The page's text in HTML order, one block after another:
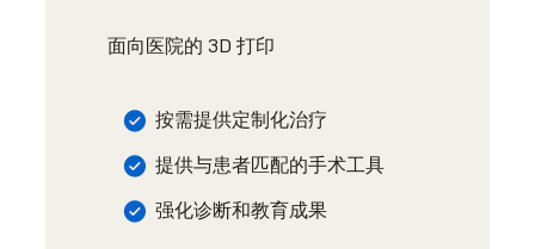
面向医院的 3D 打印
按需提供定制化治疗
提供与患者匹配的手术工具
强化诊断和教育成果